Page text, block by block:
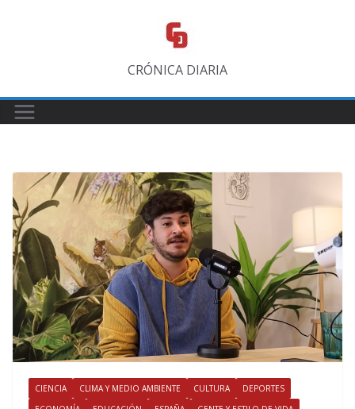
CRÓNICA DIARIA
CIENCIA CLIMA Y MEDIO AMBIENTE CULTURA
DEPORTES